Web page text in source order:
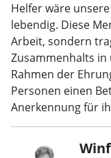
Helfer wäre
lebendig. Diese
Arbeit, sondern
Zusammenhalts in
Rahmen der
Personen einen
Anerkennung für